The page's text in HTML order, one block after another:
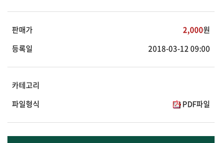
판매가 2,000원
등록일
2018-03-12 09:00
카테고리
파일형식
PDF파일